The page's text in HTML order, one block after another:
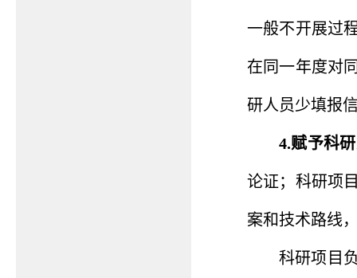
一般不开展过
在同一年度对
研人员少填报
4.赋予科
论证；科研项
案和技术路线
科研项目